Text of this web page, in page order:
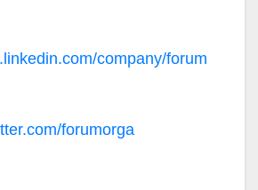
company/forum
forumorga